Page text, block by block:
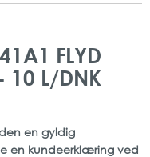
FLYD
10 L/DNK
en gyldig
en kundeerklæring ved